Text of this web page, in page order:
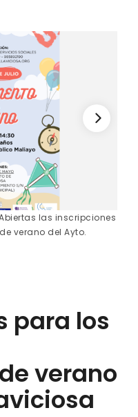
las inscripciones
verano del Ayto.
para los
verano